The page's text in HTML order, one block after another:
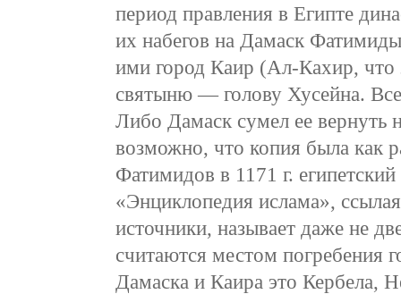
период правления в Египте
их набегов на Дамаск
ими город Каир (Ал-Кахир,
святыню — голову Хусейна.
Либо Дамаск сумел ее вернуть
возможно, что копия была как
Фатимидов в 1171 г. египетский
«Энциклопедия ислама»,
источники, называет даже не
считаются местом погребения
Дамаска и Каира это Кербела,